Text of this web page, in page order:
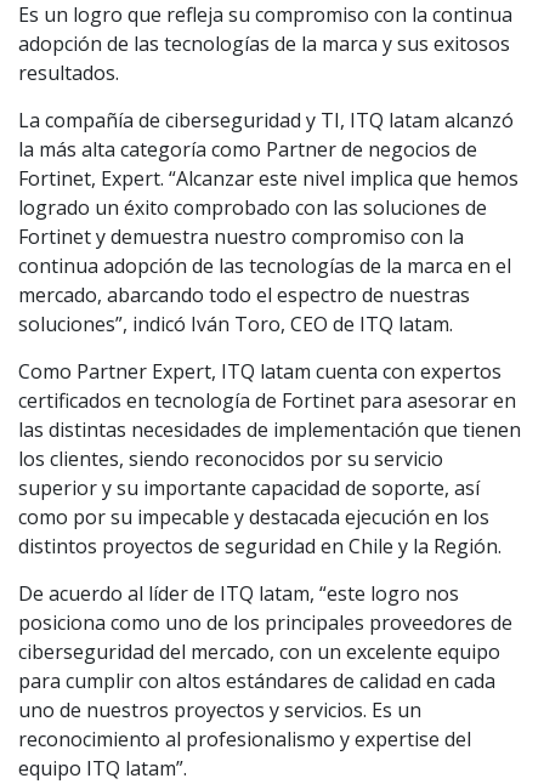
Es un logro que refleja su compromiso con la continua
adopción de las tecnologías de la marca y sus exitosos
resultados.
La compañía de ciberseguridad y TI, ITQ latam alcanzó
la más alta categoría como Partner de negocios de
Fortinet, Expert. “Alcanzar este nivel implica que hemos
logrado un éxito comprobado con las soluciones de
Fortinet y demuestra nuestro compromiso con la
continua adopción de las tecnologías de la marca en el
mercado, abarcando todo el espectro de nuestras
soluciones”, indicó Iván Toro, CEO de ITQ latam.
Como Partner Expert, ITQ latam cuenta con expertos
certificados en tecnología de Fortinet para asesorar en
las distintas necesidades de implementación que tienen
los clientes, siendo reconocidos por su servicio
superior y su importante capacidad de soporte, así
como por su impecable y destacada ejecución en los
distintos proyectos de seguridad en Chile y la Región.
De acuerdo al líder de ITQ latam, “este logro nos
posiciona como uno de los principales proveedores de
ciberseguridad del mercado, con un excelente equipo
para cumplir con altos estándares de calidad en cada
uno de nuestros proyectos y servicios. Es un
reconocimiento al profesionalismo y expertise del
equipo ITQ latam”.